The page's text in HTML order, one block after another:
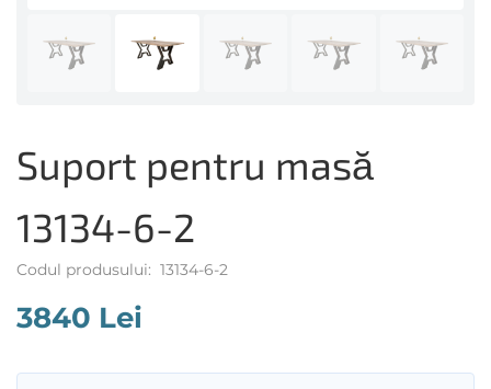
Suport pentru masă
13134-6-2
Codul produsului: 13134-6-2
3840 Lei